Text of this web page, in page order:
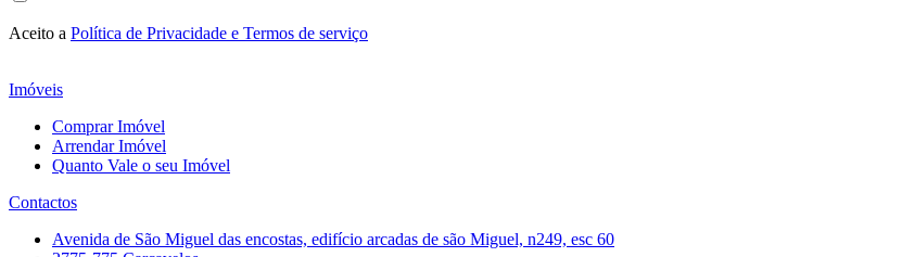
Aceito a Política de Privacidade e Termos de serviço
Imóveis
Comprar Imóvel
Arrendar Imóvel
Quanto Vale o seu Imóvel
Contactos
Avenida de São Miguel das encostas, edifício arcadas de são Miguel, n249, esc 60